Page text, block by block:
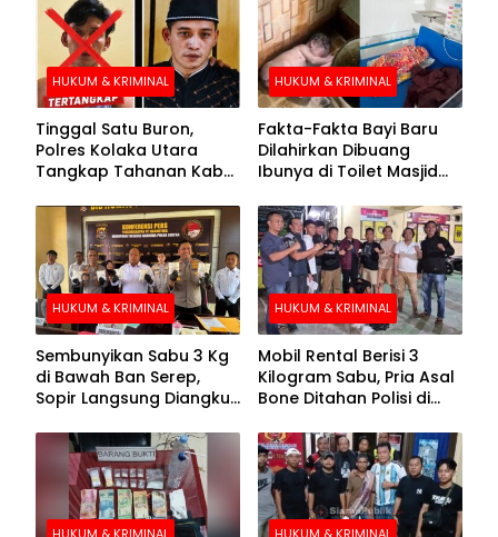
HUKUM & KRIMINAL
Tinggal Satu Buron,
Polres Kolaka Utara
Tangkap Tahanan Kabur
Pengejaran
HUKUM & KRIMINAL
Fakta-Fakta Bayi Baru
Dilahirkan Dibuang
Ibunya di Toilet Masjid
HUKUM & KRIMINAL
Sembunyikan Sabu 3 Kg
di Bawah Ban Serep,
Sopir Langsung Diangkut
HUKUM & KRIMINAL
Mobil Rental Berisi 3
Kilogram Sabu, Pria Asal
Bone Ditahan Polisi di